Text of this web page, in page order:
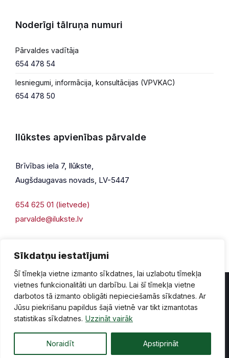
Sīkdatņu iestatījumi
Šī tīmekļa vietne izmanto sīkdatnes, lai uzlabotu tīmekļa
vietnes funkcionalitāti un darbību. Lai šī tīmekļa vietne
darbotos tā izmanto obligāti nepieciešamās sīkdatnes. Ar
Jūsu piekrišanu papildus šajā vietnē var tikt izmantotas
statistikas sīkdatnes. Uzzināt vairāk
Noraidīt Apstiprināt
Noderīgi tālruņa numuri
Pārvaldes vadītāja
654 478 54
Iesniegumi, informācija, konsultācijas (VPVKAC)
654 478 50
Ilūkstes apvienības pārvalde
Brīvības iela 7, Ilūkste,
Augšdaugavas novads, LV-5447
654 625 01 (lietvede)
parvalde@ilukste.lv
Privātuma politika Piekļūstamība
Lapas karte
© 2026 Ilūkste, publicētā satura visas tiesības aizsargātas.